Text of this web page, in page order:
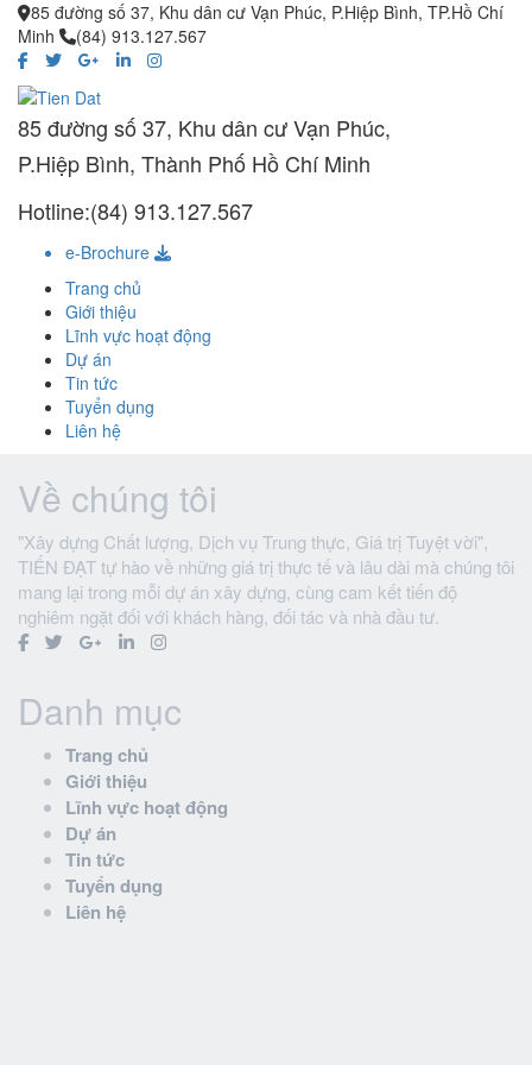
85 đường số 37, Khu dân cư Vạn Phúc, P.Hiệp Bình, TP.Hồ Chí
Minh
(84) 913.127.567
85 đường số 37, Khu dân cư Vạn Phúc,
P.Hiệp Bình, Thành Phố Hồ Chí Minh
Hotline:(84) 913.127.567
e-Brochure
Trang chủ
Giới thiệu
Lĩnh vực hoạt động
Dự án
Tin tức
Tuyển dụng
Liên hệ
Về chúng tôi
"Xây dựng Chất lượng, Dịch vụ Trung thực, Giá trị Tuyệt vời",
TIẾN ĐẠT tự hào về những giá trị thực tế và lâu dài mà chúng tôi
mang lại trong mỗi dự án xây dựng, cùng cam kết tiến độ
nghiêm ngặt đối với khách hàng, đối tác và nhà đầu tư.
Danh mục
Trang chủ
Giới thiệu
Lĩnh vực hoạt động
Dự án
Tin tức
Tuyển dụng
Liên hệ